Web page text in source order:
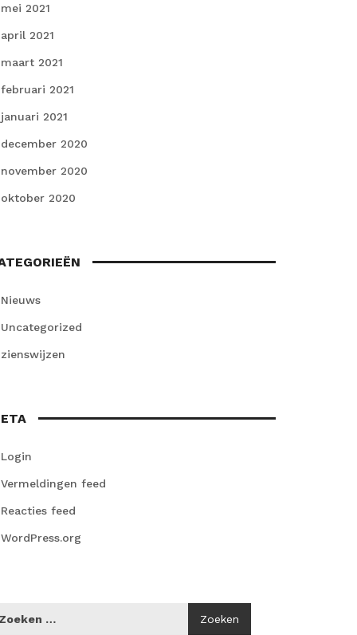
mei 2021
april 2021
maart 2021
februari 2021
januari 2021
december 2020
november 2020
oktober 2020
Nieuws
Uncategorized
zienswijzen
Login
Vermeldingen feed
Reacties feed
WordPress.org